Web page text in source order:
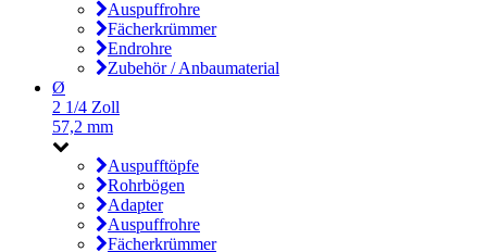
Auspuffrohre
Fächerkrümmer
Endrohre
Zubehör / Anbaumaterial
Ø
2 1/4 Zoll
57,2 mm
Auspufftöpfe
Rohrbögen
Adapter
Auspuffrohre
Fächerkrümmer